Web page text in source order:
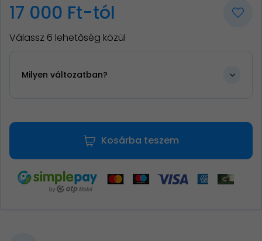
17 000 Ft-tól
Válassz 6 lehetőség közül
Milyen változatban?
Kosárba teszem